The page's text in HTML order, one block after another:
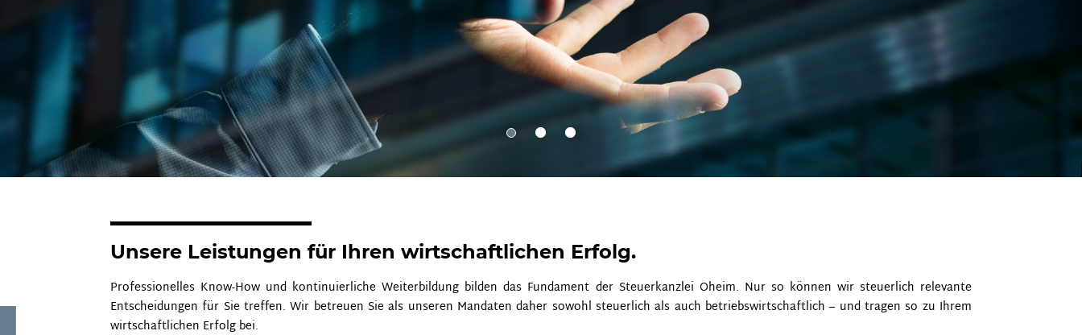
Unsere Leistungen für Ihren wirtschaftlichen Erfolg.
Professionelles Know-How und kontinuierliche Weiterbildung bilden das Fundament der Steuerkanzlei Oheim. Nur so können wir steuerlich relevante
Entscheidungen für Sie treffen. Wir betreuen Sie als unseren Mandaten daher sowohl steuerlich als auch betriebswirtschaftlich – und tragen so zu Ihrem
wirtschaftlichen Erfolg bei.